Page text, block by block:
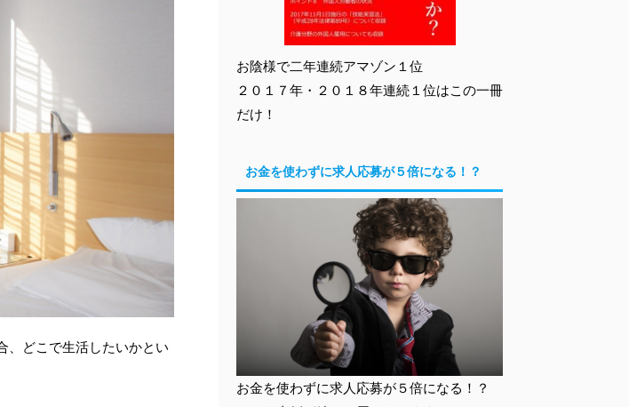
、どこで生活したいかとい
お陰様で二年連続アマゾン１位
２０１７年・２０１８年連続１位はこの一冊
だけ！
お金を使わずに求人応募が５倍になる！？
お金を使わずに求人応募が５倍になる！？